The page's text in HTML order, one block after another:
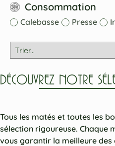
Consommation
Calebasse Presse
DÉCOUVREZ NOTRE
Tous les matés et toutes les
sélection rigoureuse. Chaque
vous garantir la meilleure des